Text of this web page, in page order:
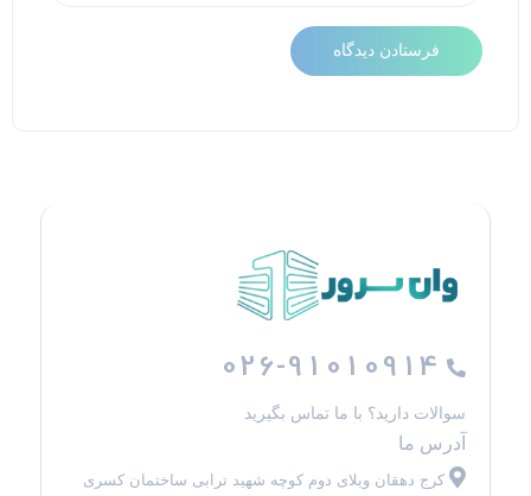
026-91010914
سوالات دارید؟ با ما تماس بگیرید
آدرس ما
کرج دهقان ویلای دوم کوچه شهید ترابی ساختمان کسری